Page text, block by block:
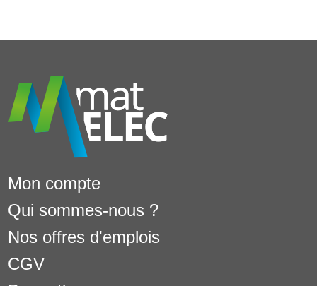
Mon compte
Qui sommes-nous ?
Nos offres d'emplois
CGV